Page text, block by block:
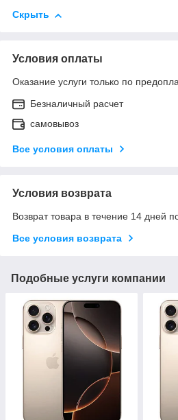
Скрыть
Условия оплаты
Оказание услуги только по
Безналичный расчет
самовывоз
Все условия оплаты
Условия возврата
Возврат товара в течение 14 дней
Все условия возврата
Подобные услуги компании